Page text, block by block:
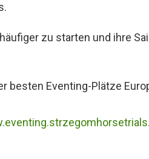
zu starten und ihre
besten Eventing-Plätze